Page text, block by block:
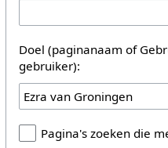
Doel (paginanaam of
gebruiker):
Pagina's zoeken die